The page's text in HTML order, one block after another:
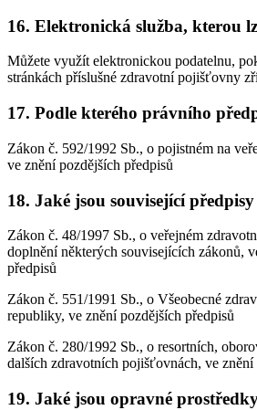
16. Elektronická služba, kterou
Můžete využít elektronickou podatelnu,
stránkách příslušné zdravotní pojišťovny
17. Podle kterého právního
Zákon č. 592/1992 Sb., o pojistném na
ve znění pozdějších předpisů
18. Jaké jsou související předpisy
Zákon č. 48/1997 Sb., o veřejném
doplnění některých souvisejících zákonů,
předpisů
Zákon č. 551/1991 Sb., o Všeobecné
republiky, ve znění pozdějších předpisů
Zákon č. 280/1992 Sb., o resortních,
dalších zdravotních pojišťovnách, ve znění
19. Jaké jsou opravné